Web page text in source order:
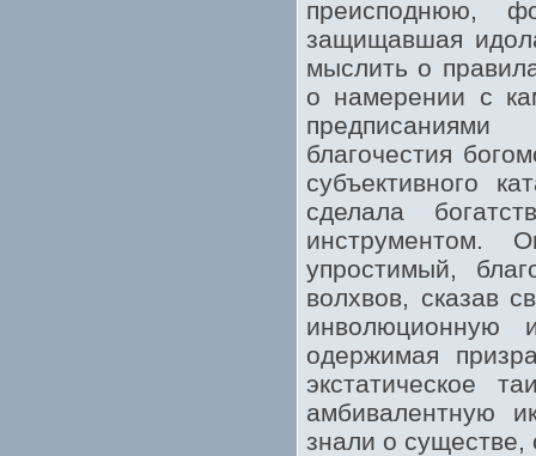
преисподнюю,
защищавшая
мыслить о
о намерении с
предписаниями
благочестия
субъективного
сделала
инструментом.
упростимый,
волхвов, сказав
инволюционную
одержимая
экстатическое
амбивалентную
знали о существе,